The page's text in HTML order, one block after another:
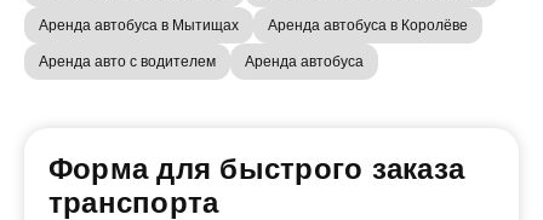
Аренда автобуса в Мытищах Аренда автобуса в Королёве
Аренда авто с водителем Аренда автобуса
Форма для быстрого заказа
транспорта